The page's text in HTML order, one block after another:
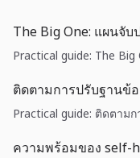
The Big One: แผนจั
Practical guide: The
ติดตามการปรับฐานข้
Practical guide: ติดตาม
ความพร้อมของ self-